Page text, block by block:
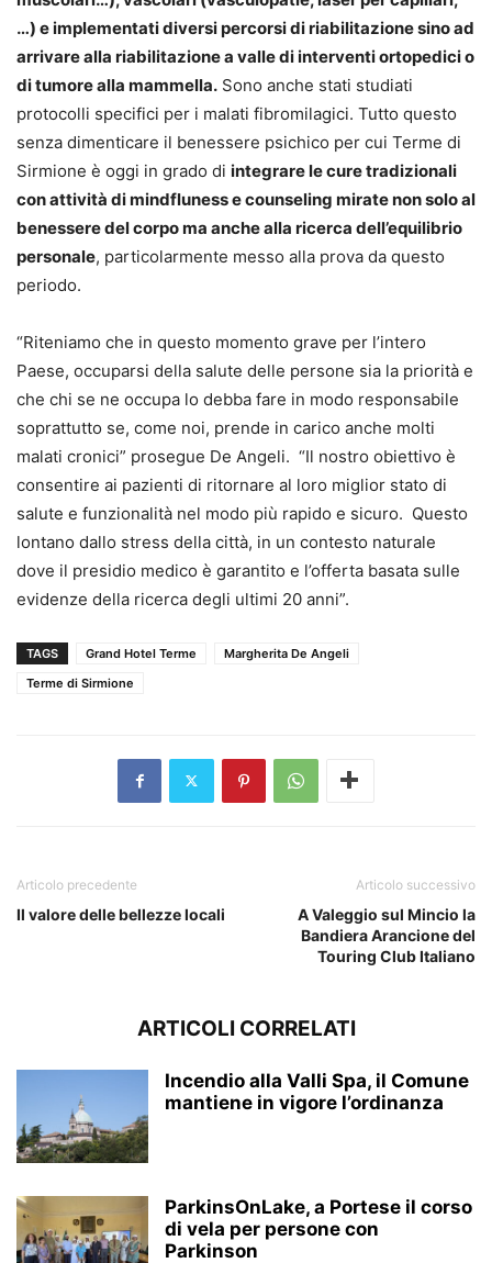
…) e implementati diversi percorsi di riabilitazione sino ad
arrivare alla riabilitazione a valle di interventi ortopedici o
di tumore alla mammella. Sono anche stati studiati
protocolli specifici per i malati fibromilagici. Tutto questo
senza dimenticare il benessere psichico per cui Terme di
Sirmione è oggi in grado di integrare le cure tradizionali
con attività di mindfluness e counseling mirate non solo al
benessere del corpo ma anche alla ricerca dell’equilibrio
personale, particolarmente messo alla prova da questo
periodo.
“Riteniamo che in questo momento grave per l’intero
Paese, occuparsi della salute delle persone sia la priorità e
che chi se ne occupa lo debba fare in modo responsabile
soprattutto se, come noi, prende in carico anche molti
malati cronici” prosegue De Angeli. “Il nostro obiettivo è
consentire ai pazienti di ritornare al loro miglior stato di
salute e funzionalità nel modo più rapido e sicuro. Questo
lontano dallo stress della città, in un contesto naturale
dove il presidio medico è garantito e l’offerta basata sulle
evidenze della ricerca degli ultimi 20 anni”.
TAGS Grand Hotel Terme
Margherita De Angeli
Terme di Sirmione
Articolo precedente
Il valore delle bellezze locali
Articolo successivo
A Valeggio sul Mincio la
Bandiera Arancione del
Touring Club Italiano
ARTICOLI CORRELATI
Incendio alla Valli Spa, il Comune
mantiene in vigore l’ordinanza
ParkinsOnLake, a Portese il corso
di vela per persone con
Parkinson